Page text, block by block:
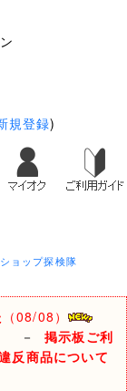
規登録)
ョップ探検隊
（08/08）
－掲示板ご利
反商品について